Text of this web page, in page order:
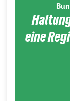
eine